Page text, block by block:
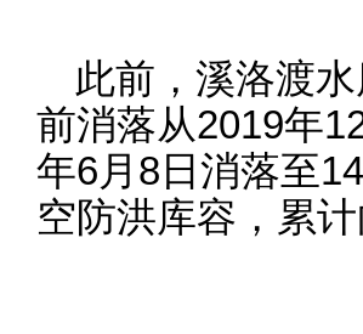
此前，溪洛渡
前消落从2019年
年6月8日消落至
空防洪库容，累